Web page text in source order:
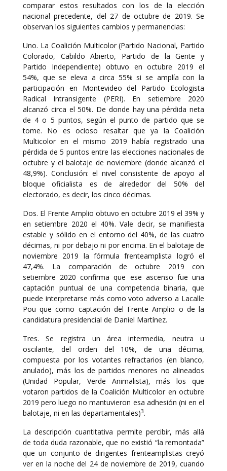
comparar estos resultados con los de la elección
nacional precedente, del 27 de octubre de 2019. Se
observan los siguientes cambios y permanencias:
Uno. La Coalición Multicolor (Partido Nacional, Partido
Colorado, Cabildo Abierto, Partido de la Gente y
Partido Independiente) obtuvo en octubre 2019 el
54%, que se eleva a circa 55% si se amplía con la
participación en Montevideo del Partido Ecologista
Radical Intransigente (PERI). En setiembre 2020
alcanzó circa el 50%. De donde hay una pérdida neta
de 4 o 5 puntos, según el punto de partido que se
tome. No es ocioso resaltar que ya la Coalición
Multicolor en el mismo 2019 había registrado una
pérdida de 5 puntos entre las elecciones nacionales de
octubre y el balotaje de noviembre (donde alcanzó el
48,9%). Conclusión: el nivel consistente de apoyo al
bloque oficialista es de alrededor del 50% del
electorado, es decir, los cinco décimas.
Dos. El Frente Amplio obtuvo en octubre 2019 el 39% y
en setiembre 2020 el 40%. Vale decir, se manifiesta
estable y sólido en el entorno del 40%, de las cuatro
décimas, ni por debajo ni por encima. En el balotaje de
noviembre 2019 la fórmula frenteamplista logró el
47,4%. La comparación de octubre 2019 con
setiembre 2020 confirma que ese ascenso fue una
captación puntual de una competencia binaria, que
puede interpretarse más como voto adverso a Lacalle
Pou que como captación del Frente Amplio o de la
candidatura presidencial de Daniel Martínez.
Tres. Se registra un área intermedia, neutra u
oscilante, del orden del 10%, de una décima,
compuesta por los votantes refractarios (en blanco,
anulado), más los de partidos menores no alineados
(Unidad Popular, Verde Animalista), más los que
votaron partidos de la Coalición Multicolor en octubre
2019 pero luego no mantuvieron esa adhesión (ni en el
balotaje, ni en las departamentales)3.
La descripción cuantitativa permite percibir, más allá
de toda duda razonable, que no existió “la remontada”
que un conjunto de dirigentes frenteamplistas creyó
ver en la noche del 24 de noviembre de 2019, cuando